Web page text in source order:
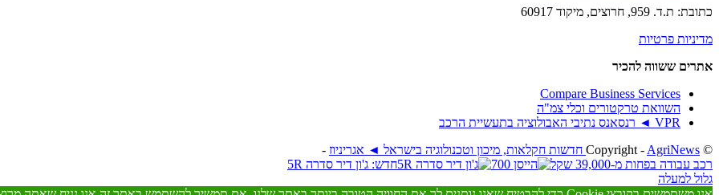
כתובת: ת.ד. 959, חרוצים, מיקוד 60917
מדיניות פרטיות
אתרים ששווה להכיר
Compare Business Services
השוואת טרקטורים וכלי צמ"ה
VPR ◄ רנסאנס נתיבי האבולוציה בתעשיית הרכב
© ‫Copyright - AgriNews חדשות חקלאות, מיכון וטכנולוגיה בישראל ◄ אגריניוז
-
רכב עבודה בפחות מ-39,000 שקל
חדש: ג'ון דיר סדרה 5R
גלול למעלה